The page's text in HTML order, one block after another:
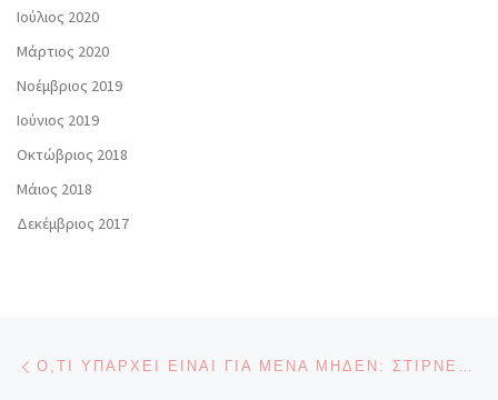
Ιούλιος 2020
Μάρτιος 2020
Νοέμβριος 2019
Ιούνιος 2019
Οκτώβριος 2018
Μάιος 2018
Δεκέμβριος 2017
Πλοήγηση δημοσιεύσεων Ό,ΤΙ ΥΠΆΡΧΕΙ ΕΊΝΑΙ ΓΙΑ ΜΈΝΑ ΜΗΔΈΝ: ΣΤΊΡΝΕΡ, ΜΑΡΞ, ΚΟΜΜΟΥΝΙΣΜΌΣ